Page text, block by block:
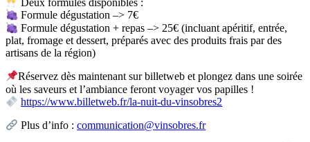
Deux formules disponibles :
Formule dégustation –> 7€
Formule dégustation + repas –> 25€ (incluant apéritif, entrée,
plat, fromage et dessert, préparés avec des produits frais par des
artisans de la région)
Réservez dès maintenant sur billetweb et plongez dans une soirée
où les saveurs et l’ambiance feront voyager vos papilles !
https://www.billetweb.fr/la-nuit-du-vinsobres2
Plus d’info :communication@vinsobres.fr